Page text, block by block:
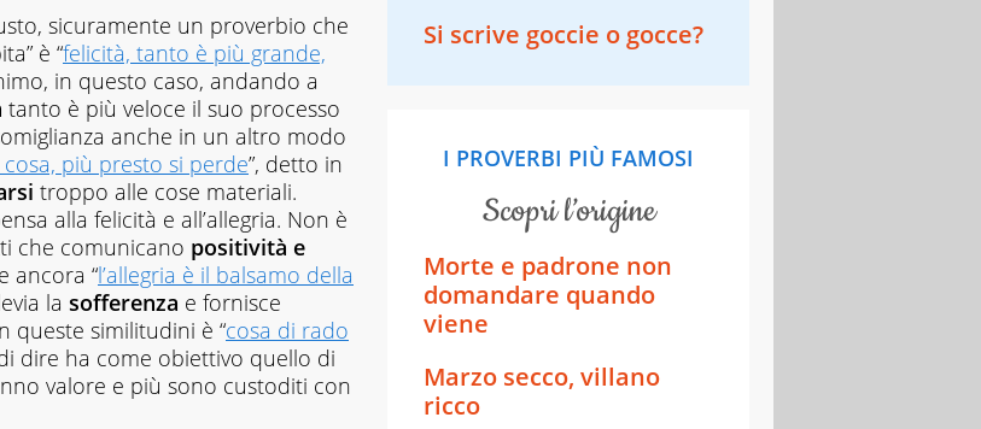
sicuramente un proverbio che
è “felicità, tanto è più grande,
in questo caso, andando a
tanto è più veloce il suo processo
anche in un altro modo
più presto si perde”, detto in
troppo alle cose materiali.
alla felicità e all’allegria. Non è
che comunicano positività e
ancora “l’allegria è il balsamo della
la sofferenza e fornisce
queste similitudini è “cosa di rado
dire ha come obiettivo quello di
valore e più sono custoditi con
Si scrive goccie o gocce?
I PROVERBI PIÙ FAMOSI
scopri l’origine
Morte e padrone non
domandare quando
viene
Marzo secco, villano
ricco